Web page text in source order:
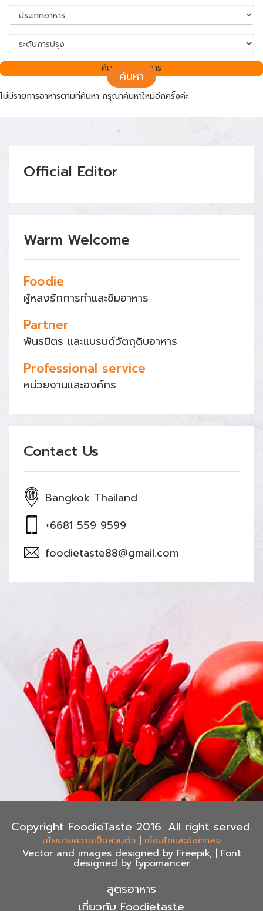
ค้นหา
ไม่มีรายการอาหารตามที่ค้นหา กรุณาค้นหาใหม่อีกครั้งค่ะ
ค้นพบ 0 รายการ
Official Editor
Warm Welcome
Foodie
ผู้หลงรักการทำและชิมอาหาร
Partner
พันธมิตร และแบรนด์วัตถุดิบอาหาร
Professional service
หน่วยงานและองค์กร
Contact Us
Bangkok Thailand
+6681 559 9599
foodietaste88@gmail.com
Copyright FoodieTaste 2016. All right served.
นโยบายความเป็นส่วนตัว | เงื่อนไขและข้อตกลง
Vector and images designed by Freepik, | Font
designed by typomancer
สูตรอาหาร
เกี่ยวกับ Foodietaste